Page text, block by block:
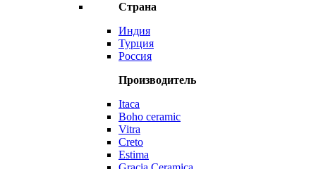
Страна
Индия
Турция
Россия
Производитель
Itaca
Boho ceramic
Vitra
Creto
Estima